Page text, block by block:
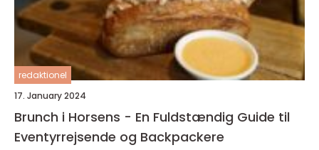
redaktionel
17. January 2024
Brunch i Horsens - En Fuldstændig Guide til
Eventyrrejsende og Backpackere